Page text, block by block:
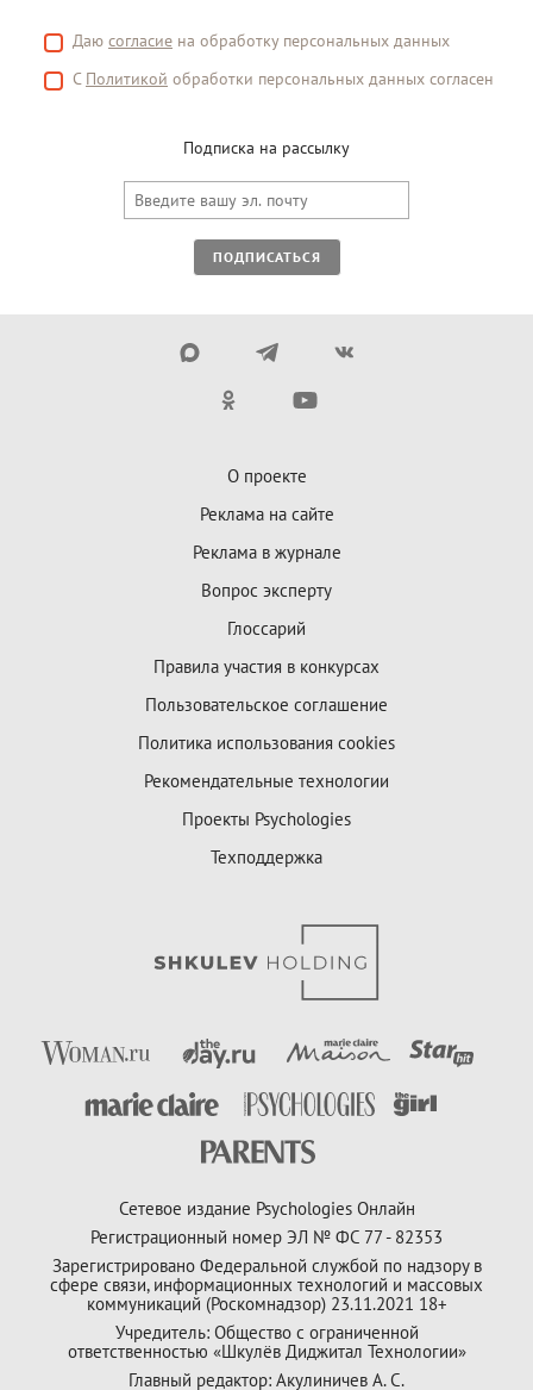
Даю согласие на обработку персональных данных
С Политикой обработки персональных данных согласен
Подписка на рассылку
ПОДПИСАТЬСЯ
О проекте
Реклама на сайте
Реклама в журнале
Вопрос эксперту
Глоссарий
Правила участия в конкурсах
Пользовательское соглашение
Политика использования cookies
Рекомендательные технологии
Проекты Psychologies
Техподдержка
Сетевое издание Psychologies Онлайн
Регистрационный номер ЭЛ № ФС 77 - 82353
Зарегистрировано Федеральной службой по надзору в
сфере связи, информационных технологий и массовых
коммуникаций (Роскомнадзор) 23.11.2021 18+
Учредитель: Общество с ограниченной
ответственностью «Шкулёв Диджитал Технологии»
Главный редактор: Акулиничев А. С.